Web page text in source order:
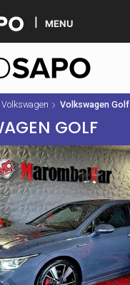
MENU
Volkswagen Volkswagen Golf
GOLF